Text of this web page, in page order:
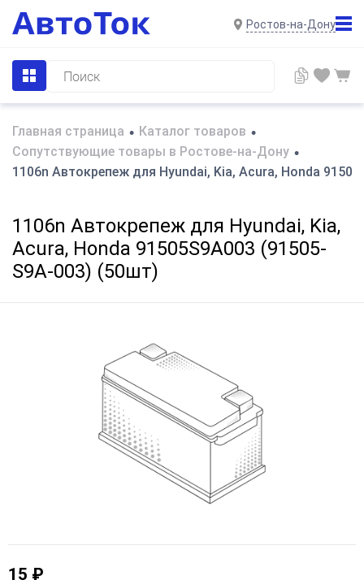
Ростов-на-Дону
Главная страница • Каталог товаров •
Сопутствующие товары в Ростове-на-Дону •
1106n Автокрепеж для Hyundai, Kia, Acura, Honda
1106n Автокрепеж для Hyundai, Kia,
Acura, Honda 91505S9A003 (91505-
S9A-003) (50шт)
15 ₽